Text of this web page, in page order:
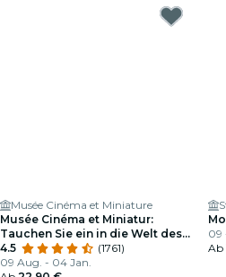
Musée Cinéma et Miniature
Musée Cinéma et Miniatur:
Tauchen Sie ein in die Welt des
Kinos und der Spezialeffekte
4.5
(1761)
09 Aug. - 04 Jan.
09
Ab